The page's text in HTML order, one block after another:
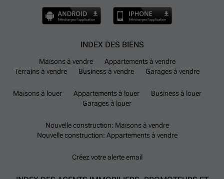
INDEX DES BIENS
Maisons à vendre
Appartements à vendre
Terrains à vendre
Business à vendre Garages à vendre
Maisons à louer Appartements à louer
Business à louer
Garages à louer
Nouvelle construction: Maisons à vendre
Nouvelle construction: Appartements à vendre
Créez votre alerte email